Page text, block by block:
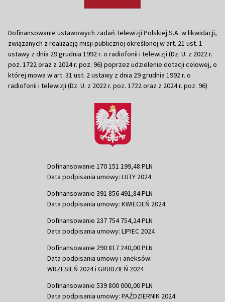
Dofinansowanie ustawowych zadań Telewizji Polskiej S.A. w likwidacji,
związanych z realizacją misji publicznej określonej w art. 21 ust. 1
ustawy z dnia 29 grudnia 1992 r. o radiofonii i telewizji (Dz. U. z 2022 r.
poz. 1722 oraz z 2024 r. poz. 96) poprzez udzielenie dotacji celowej, o
której mowa w art. 31 ust. 2 ustawy z dnia 29 grudnia 1992 r. o
radiofonii i telewizji (Dz. U. z 2022 r. poz. 1722 oraz z 2024 r. poz. 96)
Dofinansowanie 170 151 199,48 PLN
Data podpisania umowy: LUTY 2024
Dofinansowanie 391 856 491,84 PLN
Data podpisania umowy: KWIECIEŃ 2024
Dofinansowanie 237 754 754,24 PLN
Data podpisania umowy: LIPIEC 2024
Dofinansowanie 290 817 240,00 PLN
Data podpisania umowy i aneksów:
WRZESIEŃ 2024 i GRUDZIEŃ 2024
Dofinansowanie 539 800 000,00 PLN
Data podpisania umowy: PAŹDZIERNIK 2024